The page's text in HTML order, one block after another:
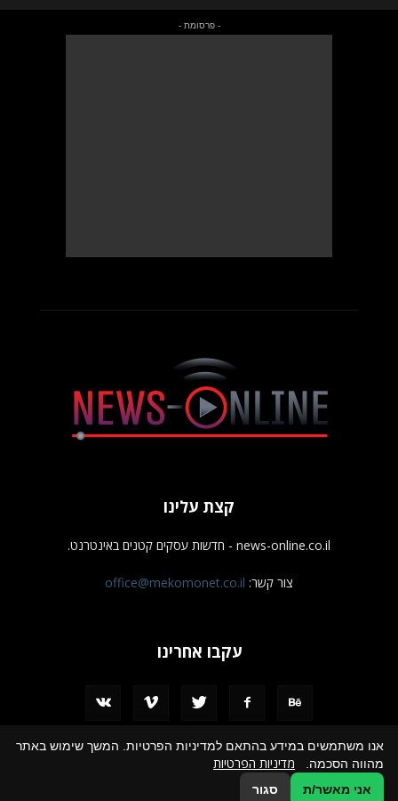
- פרסומת -
קצת עלינו
news-online.co.il - חדשות עסקים קטנים באינטרנט.
צור קשר: office@mekomonet.co.il
עקבו אחרינו
מחפשים כותבים פרסמו אצלנו
אנו משתמשים במידע בהתאם למדיניות הפרטיות. המשך שימוש באתר
מהווה הסכמה. מדיניות הפרטיות
אני מאשר/ת סגור